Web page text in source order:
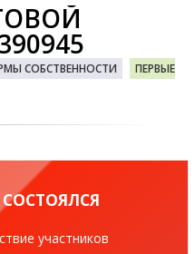
СОБСТВЕННОСТИ
ПЕРВЫЕ
участников